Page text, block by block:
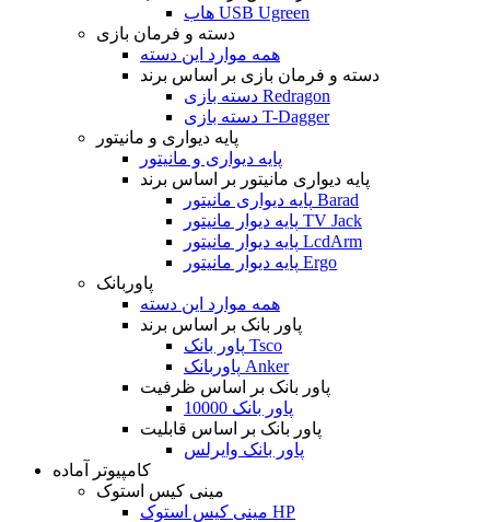
هاب USB Ugreen
دسته و فرمان بازی
همه موارد این دسته
دسته و فرمان بازی بر اساس برند
دسته بازی Redragon
دسته بازی T-Dagger
پایه دیواری و مانیتور
پایه دیواری و مانیتور
پایه دیواری مانیتور بر اساس برند
پایه دیواری مانیتور Barad
پایه دیوار مانیتور TV Jack
پایه دیوار مانیتور LcdArm
پایه دیوار مانیتور Ergo
پاوربانک
همه موارد این دسته
پاور بانک بر اساس برند
پاور بانک Tsco
پاوربانک Anker
پاور بانک بر اساس ظرفیت
پاور بانک 10000
پاور بانک بر اساس قابلیت
پاور بانک وایرلس
کامپیوتر آماده
مینی کیس استوک
مینی کیس استوک HP